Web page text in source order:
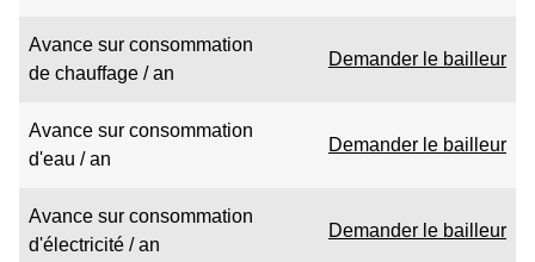
Avance sur consommation
de chauffage / an
Demander le bailleur
Avance sur consommation
d'eau / an
Demander le bailleur
Avance sur consommation
d'électricité / an
Demander le bailleur